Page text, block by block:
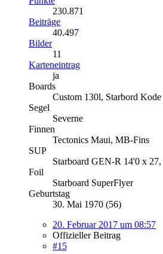
230.871
Beiträge
40.497
Bilder
11
Karteneintrag
ja
Boards
Custom 130l, Starbord Kode
Segel
Severne
Finnen
Tectonics Maui, MB-Fins
SUP
Starboard GEN-R 14'0 x
Foil
Starboard SuperFlyer
Geburtstag
30. Mai 1970 (56)
20. Februar 2017 um 08:57
Offizieller Beitrag
#15